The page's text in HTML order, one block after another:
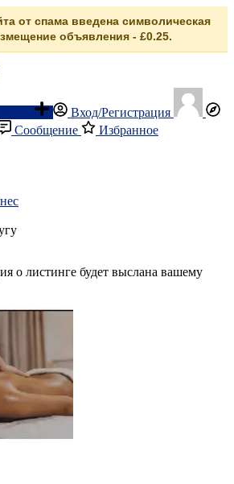
от спама введена символическая
объявления - £0.25.
Вход/Регистрация
Сообщение Избранное
о листинге будет выслана вашему